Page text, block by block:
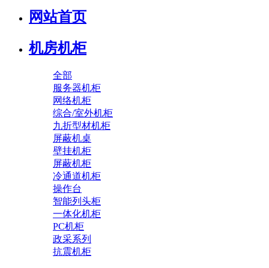
网站首页
机房机柜
全部
服务器机柜
网络机柜
综合/室外机柜
九折型材机柜
屏蔽机桌
壁挂机柜
屏蔽机柜
冷通道机柜
操作台
智能列头柜
一体化机柜
PC机柜
政采系列
抗震机柜